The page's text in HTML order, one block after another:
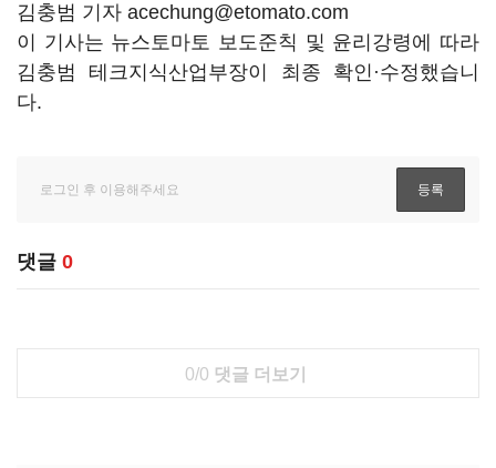
김충범 기자 acechung@etomato.com
이 기사는 뉴스토마토 보도준칙 및 윤리강령에 따라
김충범 테크지식산업부장이 최종 확인·수정했습니
다.
댓글 0
0/0 댓글 더보기